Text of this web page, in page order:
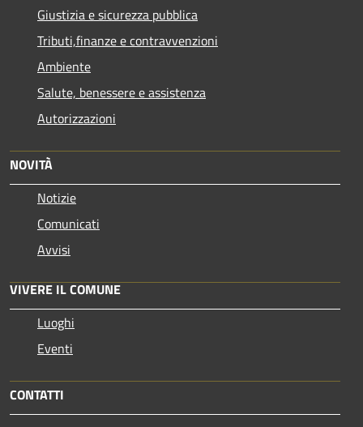
Giustizia e sicurezza pubblica
Tributi,finanze e contravvenzioni
Ambiente
Salute, benessere e assistenza
Autorizzazioni
NOVITÀ
Notizie
Comunicati
Avvisi
VIVERE IL COMUNE
Luoghi
Eventi
CONTATTI